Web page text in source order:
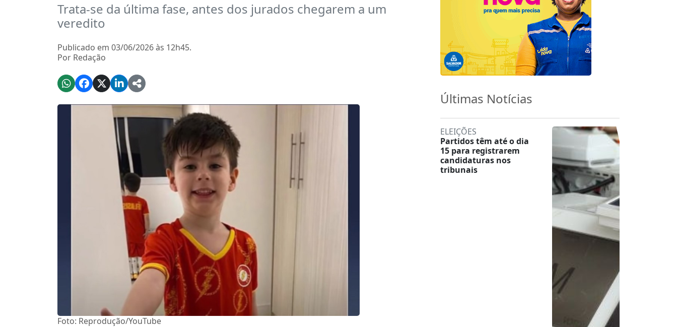
Trata-se da última fase, antes dos jurados chegarem a um
veredito
Publicado em 03/06/2026 às 12h45.
Por Redação
Foto: Reprodução/YouTube
Últimas Notícias
ELEIÇÕES
Partidos têm até o dia
15 para registrarem
candidaturas nos
tribunais